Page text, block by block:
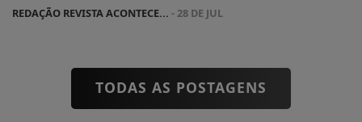
REDAÇÃO REVISTA ACONTECE... - 28 DE JUL
TODAS AS POSTAGENS